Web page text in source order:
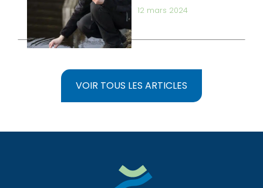
12 mars 2024
VOIR TOUS LES ARTICLES